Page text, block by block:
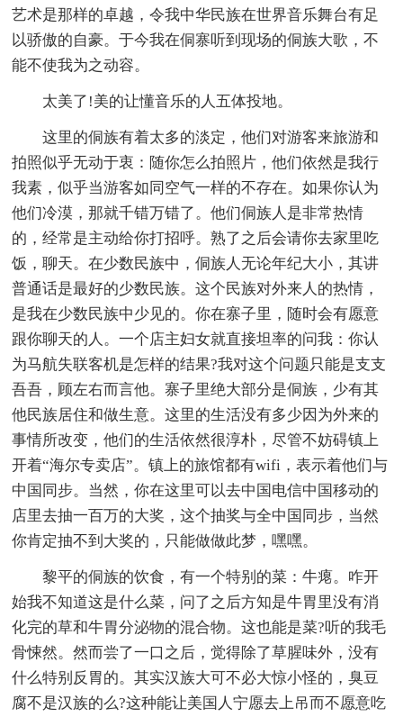
艺术是那样的卓越，令我中华民族在世界音乐舞台有足
以骄傲的自豪。于今我在侗寨听到现场的侗族大歌，不
能不使我为之动容。
太美了!美的让懂音乐的人五体投地。
这里的侗族有着太多的淡定，他们对游客来旅游和
拍照似乎无动于衷：随你怎么拍照片，他们依然是我行
我素，似乎当游客如同空气一样的不存在。如果你认为
他们冷漠，那就千错万错了。他们侗族人是非常热情
的，经常是主动给你打招呼。熟了之后会请你去家里吃
饭，聊天。在少数民族中，侗族人无论年纪大小，其讲
普通话是最好的少数民族。这个民族对外来人的热情，
是我在少数民族中少见的。你在寨子里，随时会有愿意
跟你聊天的人。一个店主妇女就直接坦率的问我：你认
为马航失联客机是怎样的结果?我对这个问题只能是支支
吾吾，顾左右而言他。寨子里绝大部分是侗族，少有其
他民族居住和做生意。这里的生活没有多少因为外来的
事情所改变，他们的生活依然很淳朴，尽管不妨碍镇上
开着“海尔专卖店”。镇上的旅馆都有wifi，表示着他们与
中国同步。当然，你在这里可以去中国电信中国移动的
店里去抽一百万的大奖，这个抽奖与全中国同步，当然
你肯定抽不到大奖的，只能做做此梦，嘿嘿。
黎平的侗族的饮食，有一个特别的菜：牛瘪。咋开
始我不知道这是什么菜，问了之后方知是牛胃里没有消
化完的草和牛胃分泌物的混合物。这也能是菜?听的我毛
骨悚然。然而尝了一口之后，觉得除了草腥味外，没有
什么特别反胃的。其实汉族大可不必大惊小怪的，臭豆
腐不是汉族的么?这种能让美国人宁愿去上吊而不愿意吃